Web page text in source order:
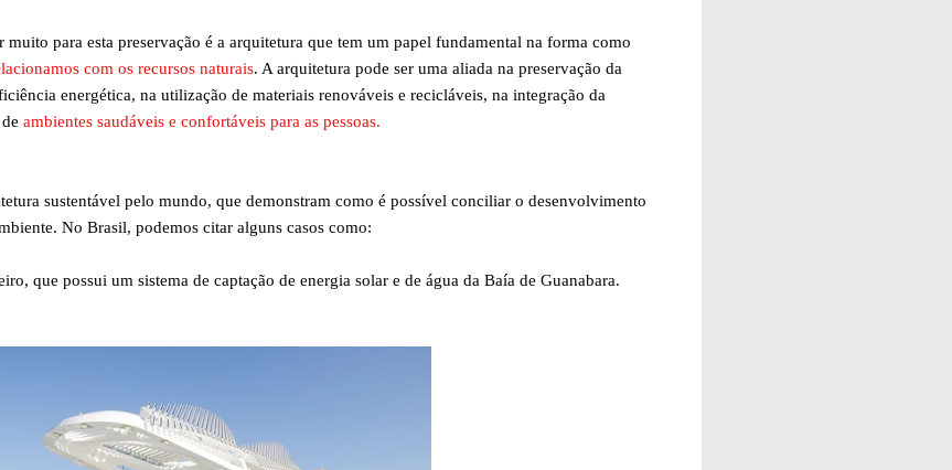
para esta preservação é a arquitetura que tem um papel fundamental na forma como
com os recursos naturais. A arquitetura pode ser uma aliada na preservação da
energética, na utilização de materiais renováveis e recicláveis, na integração da
ambientes saudáveis e confortáveis para as pessoas.
sustentável pelo mundo, que demonstram como é possível conciliar o desenvolvimento
No Brasil, podemos citar alguns casos como:
que possui um sistema de captação de energia solar e de água da Baía de Guanabara.